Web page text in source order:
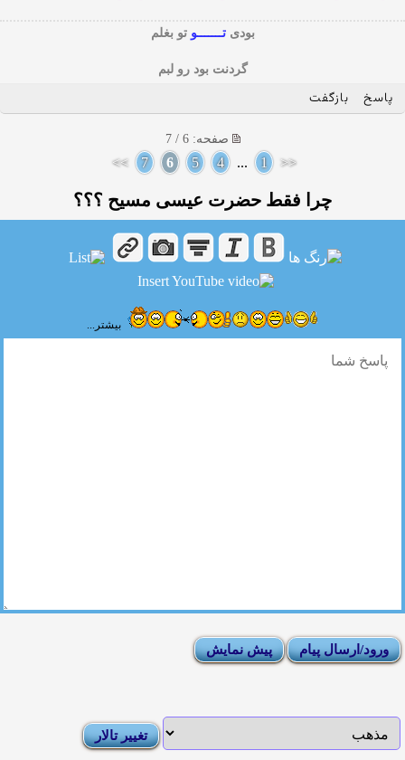
بودیتـــــــوتو بغلم
گردنت بود رو لبم
پاسخ بازگفت
صفحه: 6 / 7
<<
1
...
4
5
6
7
>>
چرا فقط حضرت عیسی مسیح ؟؟؟
بیشتر...